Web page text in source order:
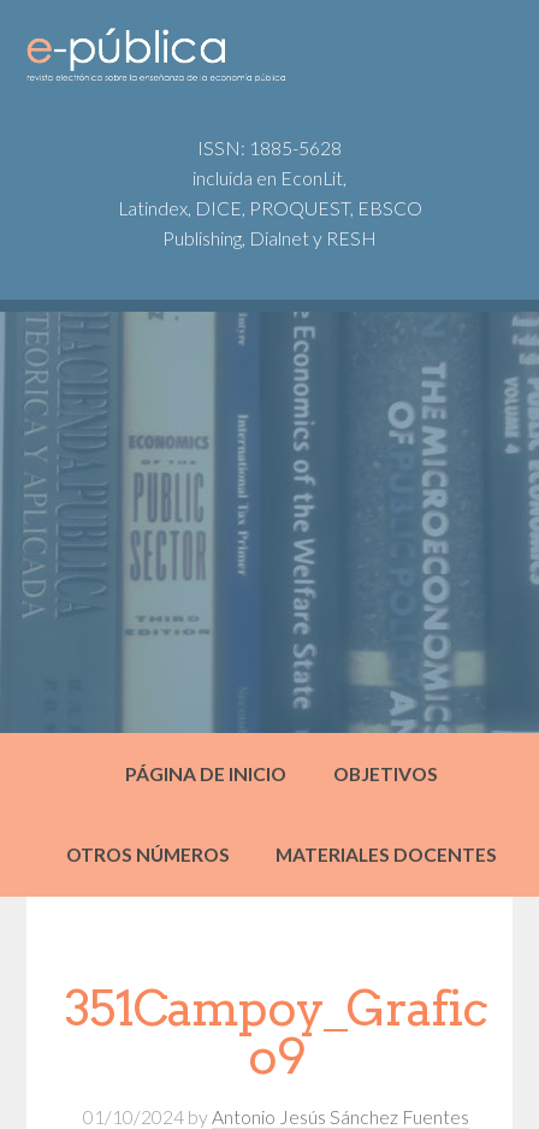
ISSN: 1885-5628
incluida en EconLit,
Latindex, DICE, PROQUEST, EBSCO
Publishing, Dialnet y RESH
PÁGINA DE INICIO OBJETIVOS
OTROS NÚMEROS MATERIALES DOCENTES
351Campoy_Grafic
o9
01/10/2024 by Antonio Jesús Sánchez Fuentes